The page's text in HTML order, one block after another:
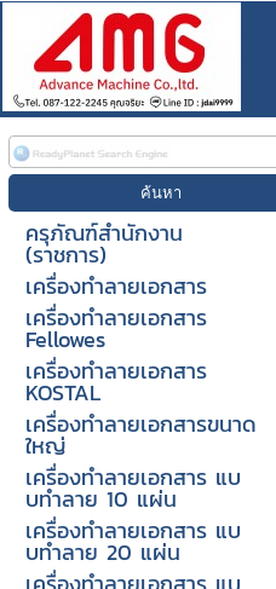
ครุภัณฑ์สำนักงาน
(ราชการ)
เครื่องทำลายเอกสาร
เครื่องทำลายเอกสาร
Fellowes
เครื่องทำลายเอกสาร
KOSTAL
เครื่องทำลายเอกสารขนาด
ใหญ่
เครื่องทําลายเอกสาร แบ
บทําลาย 10 แผ่น
เครื่องทําลายเอกสาร แบ
บทําลาย 20 แผ่น